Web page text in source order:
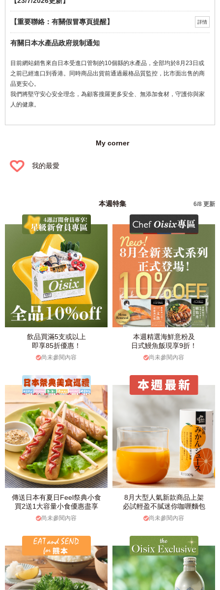
【重要聯絡：有關假冒專頁提醒】
有關日本水產品政府規制通知
目前網站銷售來自日本受進口管制的10個縣的水產品，全部均於8月23日或
之前已經進口到香港。同時商品出貨前通過嚴格品質監控，比市面出售的商
品更安心。
我們將堅守安心安全理念，為顧客搜羅更多安全、無添加食材，守護你與家
人的健康。
My corner
我的最愛
本週特集 6/8 更新
飲品買滿5支或以上
即享85折優惠！
尚未參閱內容
本週精選海鮮意粉及
日式鰻魚飯現享9折！
尚未參閱內容
傳送日本有夏日Feel祭典小食
買2送1大容量小食優惠盡享
尚未參閱內容
8月大型人氣新款商品上架
必試輕盈不膩迷你咖喱麵包
尚未參閱內容